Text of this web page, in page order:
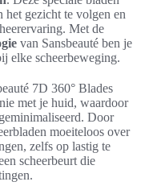
gezicht te volgen en
Met de
van Sansbeauté ben je
elke scheerbeweging.
7D 360° Blades
met je huid, waardoor
Door
moeiteloos over
zelfs op lastig te
scheerbeurt die